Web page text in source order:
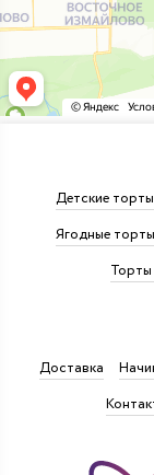
Детские торты
Ягодные торты
Торты
Доставка